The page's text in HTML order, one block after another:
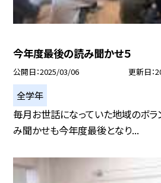
今年度最後の読み聞かせ５
公開日 2025/03/06 更新日
全学年
毎月お世話になっていた地域のボラ
み聞かせも今年度最後となり...